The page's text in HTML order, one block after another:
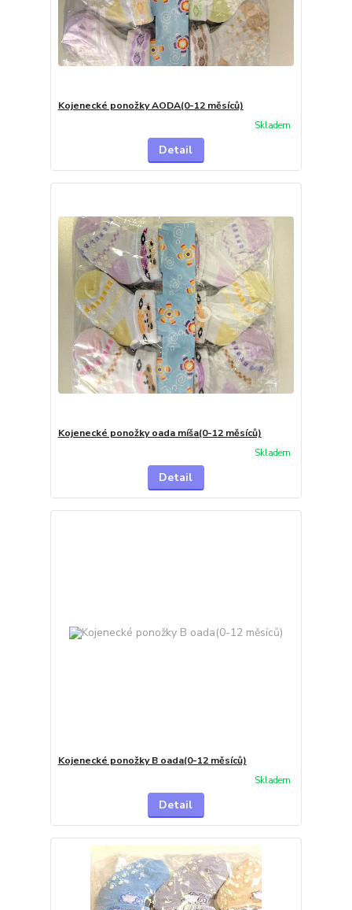
Kojenecké ponožky AODA(0-12 měsíců)
Skladem
Detail
Kojenecké ponožky oada míša(0-12 měsíců)
Skladem
Detail
Kojenecké ponožky B oada(0-12 měsíců)
Skladem
Detail